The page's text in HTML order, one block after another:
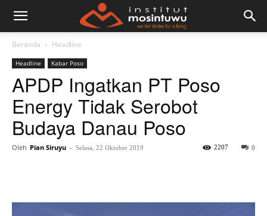
Beranda Headline
Headline Kabar Poso
APDP Ingatkan PT Poso
Energy Tidak Serobot
Budaya Danau Poso
Oleh Pian Siruyu - Selasa, 22 Oktober 2019 0
2207